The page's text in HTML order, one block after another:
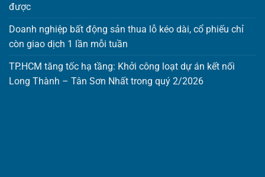
được
Doanh nghiệp bất động sản thua lỗ kéo dài, cổ phiếu chỉ
còn giao dịch 1 lần mỗi tuần
TP.HCM tăng tốc hạ tầng: Khởi công loạt dự án kết nối
Long Thành – Tân Sơn Nhất trong quý 2/2026